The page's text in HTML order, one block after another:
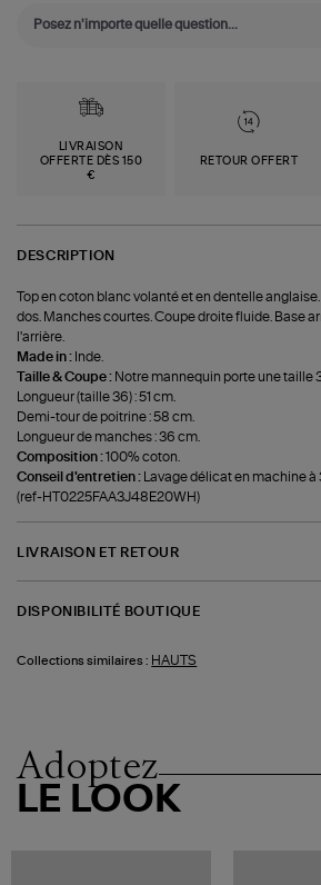
LIVRAISON
OFFERTE DÈS 150
€
RETOUR OFFERT
DESCRIPTION
Top en coton blanc volanté et en dentelle
dos. Manches courtes. Coupe droite fluide. Base
l'arrière.
Made in : Inde.
Taille & Coupe : Notre mannequin porte une taille
Longueur (taille 36) : 51 cm.
Demi-tour de poitrine : 58 cm.
Longueur de manches : 36 cm.
Composition :100% coton.
Conseil d'entretien :
Lavage délicat en machine à
(ref-HT0225FAA3J48E20WH)
LIVRAISON ET RETOUR
DISPONIBILITÉ BOUTIQUE
Collections similaires : HAUTS
Adoptez
LE LOOK